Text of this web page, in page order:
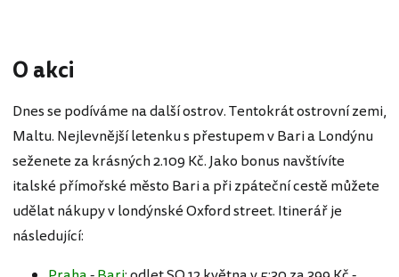
O akci
Dnes se podíváme na další ostrov. Tentokrát ostrovní zemi,
Maltu. Nejlevnější letenku s přestupem v Bari a Londýnu
seženete za krásných 2.109 Kč. Jako bonus navštívíte
italské přímořské město Bari a při zpáteční cestě můžete
udělat nákupy v londýnské Oxford street. Itinerář je
následující: